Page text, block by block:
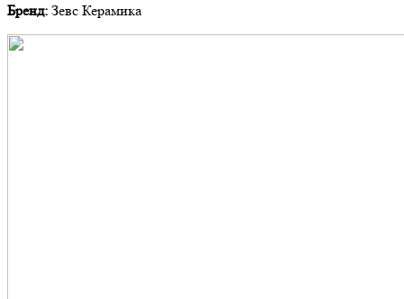
Бренд: Зевс Керамика